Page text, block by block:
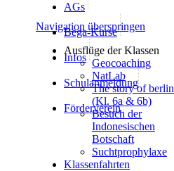
AGs
Bega-Kurse
Infos
Schulanmeldung
Förderverein
Navigation überspringen
Ausflüge der Klassen
Geocoaching
NatLab
The story of berlin
(Kl. 6a & 6b)
Besuch der
Indonesischen
Botschaft
Suchtprophylaxe
Klassenfahrten